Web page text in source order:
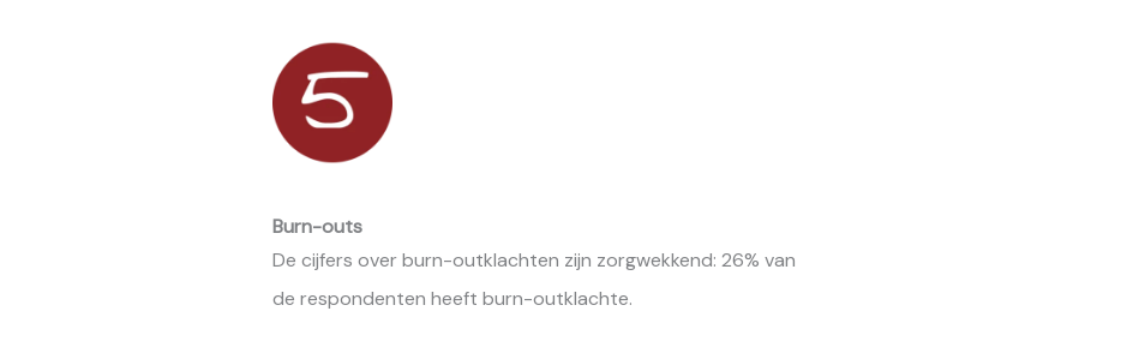
Burn-outs
De cijfers over burn-outklachten zijn zorgwekkend: 26% van
de respondenten heeft burn-outklachte.